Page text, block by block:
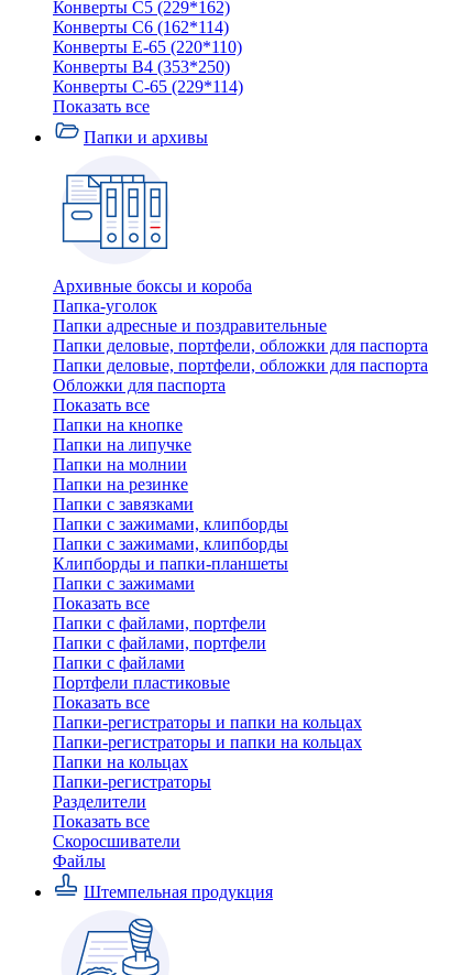
Конверты C5 (229*162)
Конверты C6 (162*114)
Конверты E-65 (220*110)
Конверты В4 (353*250)
Конверты С-65 (229*114)
Показать все
Папки и архивы
Архивные боксы и короба
Папка-уголок
Папки адресные и поздравительные
Папки деловые, портфели, обложки для паспорта
Папки деловые, портфели, обложки для паспорта
Обложки для паспорта
Показать все
Папки на кнопке
Папки на липучке
Папки на молнии
Папки на резинке
Папки с завязками
Папки с зажимами, клипборды
Папки с зажимами, клипборды
Клипборды и папки-планшеты
Папки с зажимами
Показать все
Папки с файлами, портфели
Папки с файлами, портфели
Папки с файлами
Портфели пластиковые
Показать все
Папки-регистраторы и папки на кольцах
Папки-регистраторы и папки на кольцах
Папки на кольцах
Папки-регистраторы
Разделители
Показать все
Скоросшиватели
Файлы
Штемпельная продукция